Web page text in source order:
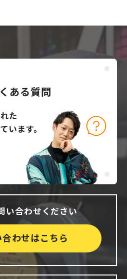
い合わせください
わせはこちら